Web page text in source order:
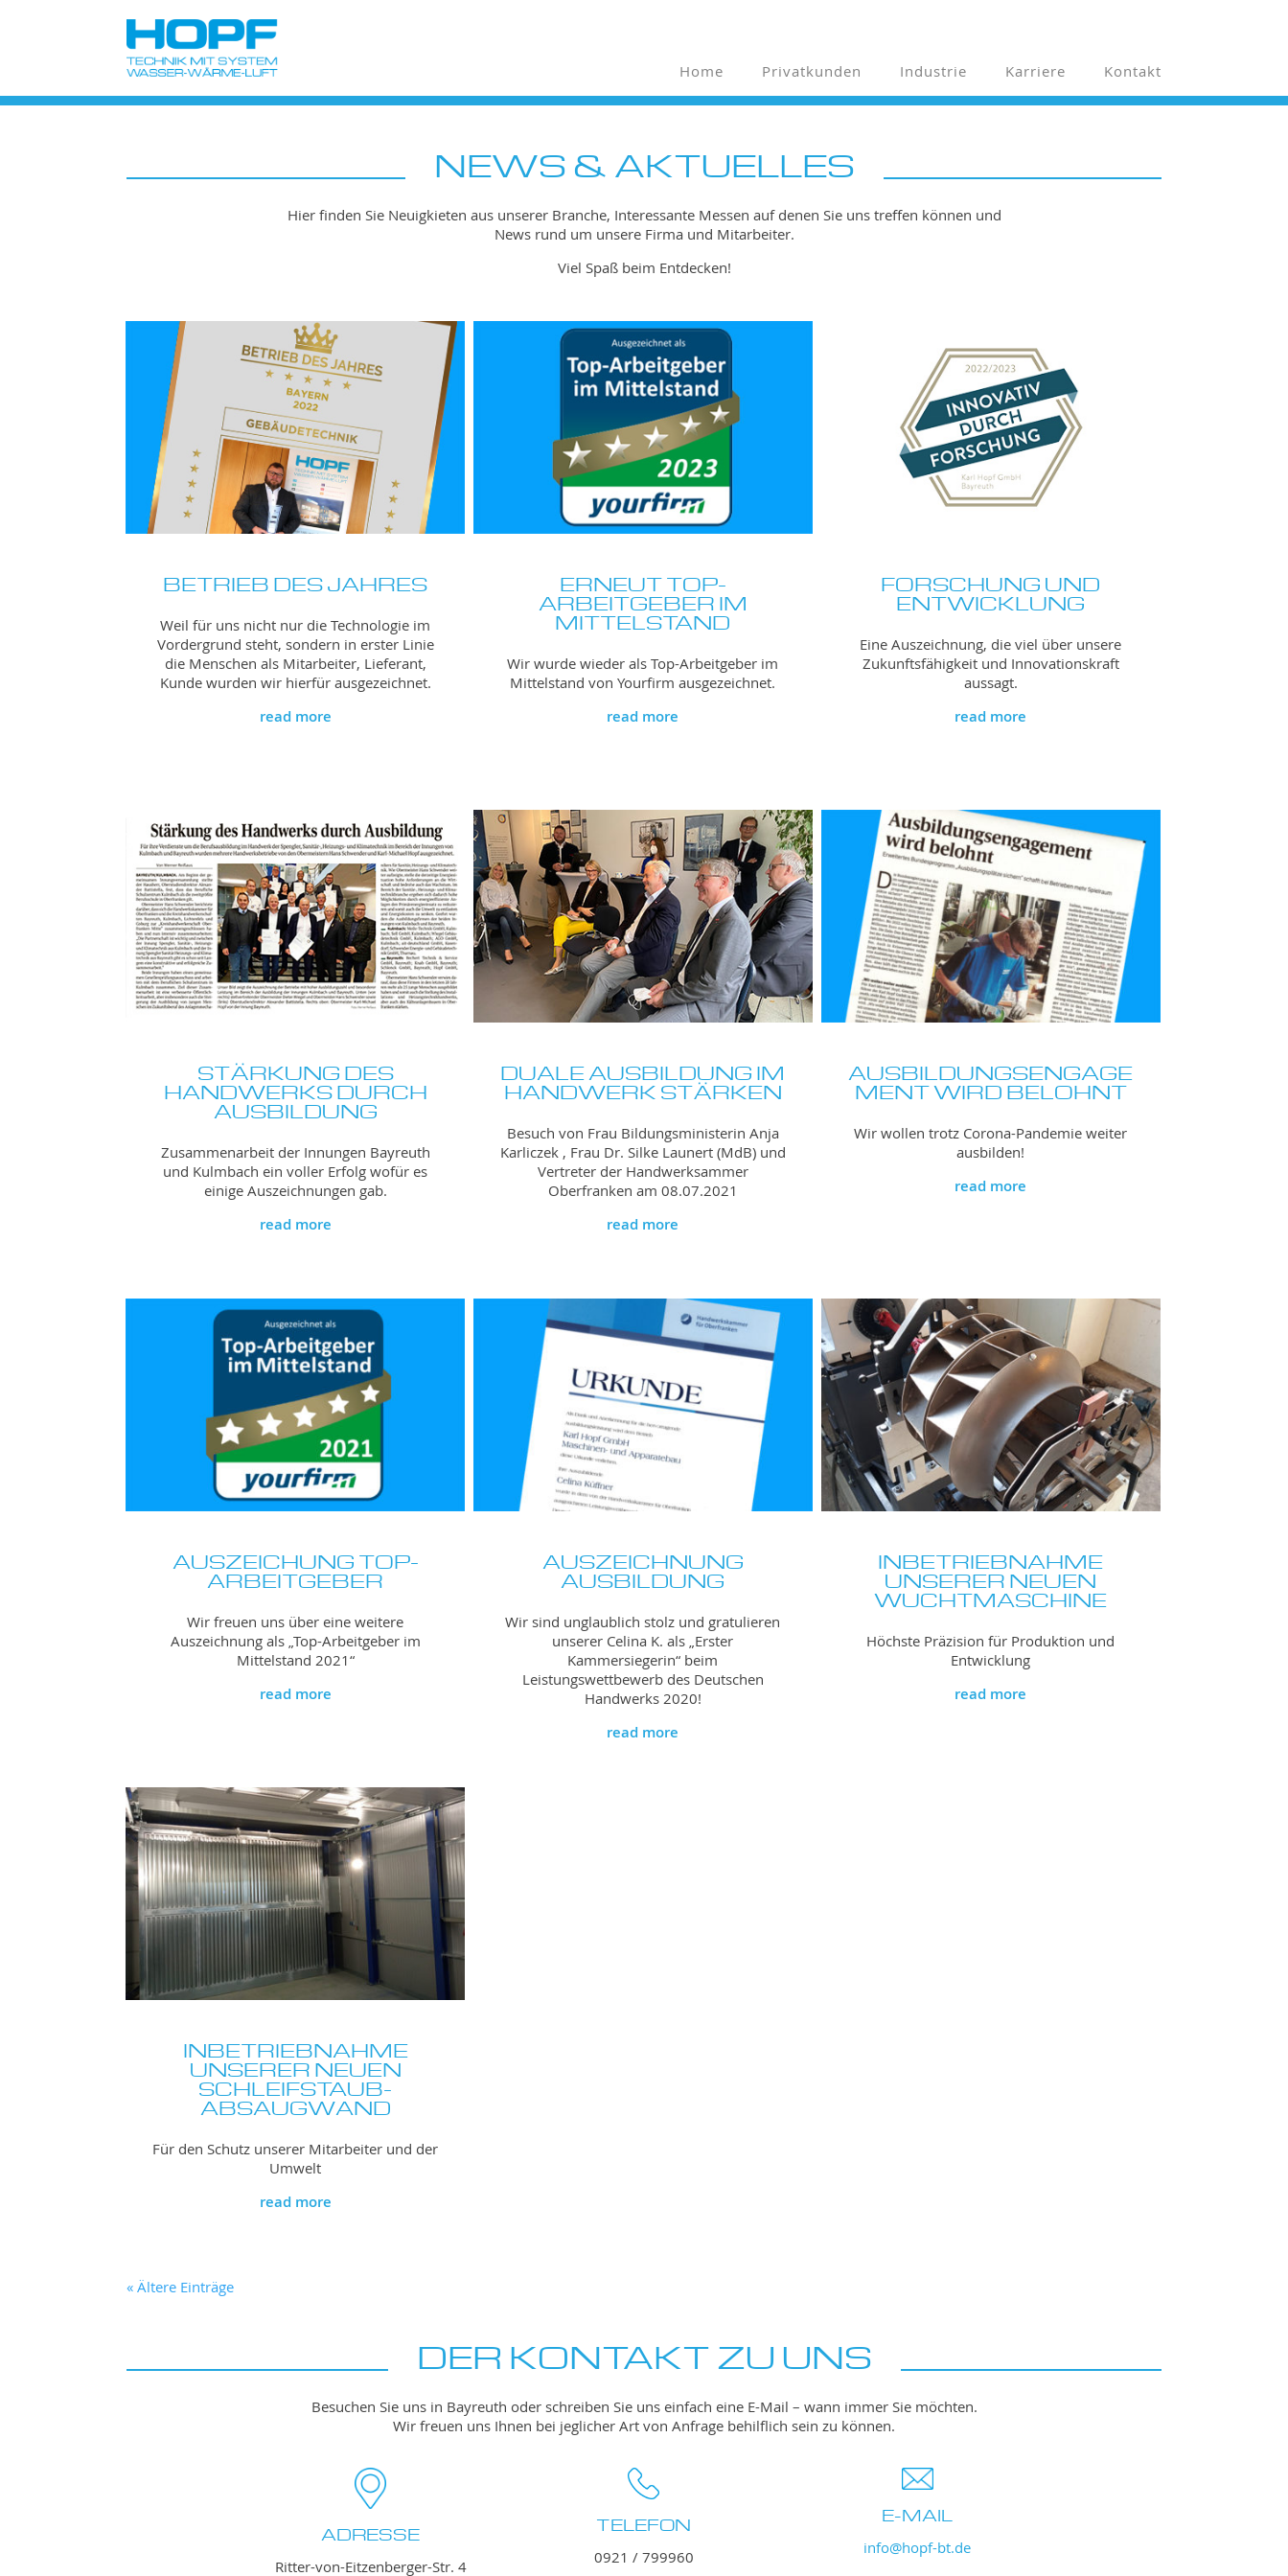
Home
Privatkunden Industrie Karriere Kontakt
News & Aktuelles
NEWS & AKTUELLES
Hier finden Sie Neuigkieten aus unserer Branche, Interessante Messen auf denen Sie uns treffen können und
News rund um unsere Firma und Mitarbeiter.
Viel Spaß beim Entdecken!
BETRIEB DES JAHRES
Weil für uns nicht nur die Technologie im
Vordergrund steht, sondern in erster Linie
die Menschen als Mitarbeiter, Lieferant,
Kunde wurden wir hierfür ausgezeichnet.
read more
STÄRKUNG DES
HANDWERKS DURCH
AUSBILDUNG
Zusammenarbeit der Innungen Bayreuth
und Kulmbach ein voller Erfolg wofür es
einige Auszeichnungen gab.
read more
AUSZEICHUNG TOP-
ARBEITGEBER
Wir freuen uns über eine weitere
Auszeichnung als „Top-Arbeitgeber im
Mittelstand 2021“
read more
INBETRIEBNAHME
UNSERER NEUEN
SCHLEIFSTAUB-
ABSAUGWAND
Für den Schutz unserer Mitarbeiter und der
Umwelt
read more
ERNEUT TOP-
ARBEITGEBER IM
MITTELSTAND
Wir wurde wieder als Top-Arbeitgeber im
Mittelstand von Yourfirm ausgezeichnet.
read more
DUALE AUSBILDUNG IM
HANDWERK STÄRKEN
Besuch von Frau Bildungsministerin Anja
Karliczek , Frau Dr. Silke Launert (MdB) und
Vertreter der Handwerksammer
Oberfranken am 08.07.2021
read more
AUSZEICHNUNG
AUSBILDUNG
Wir sind unglaublich stolz und gratulieren
unserer Celina K. als „Erster
Kammersiegerin“ beim
Leistungswettbewerb des Deutschen
Handwerks 2020!
read more
FORSCHUNG UND
ENTWICKLUNG
Eine Auszeichnung, die viel über unsere
Zukunftsfähigkeit und Innovationskraft
aussagt.
read more
AUSBILDUNGSENGAGE
MENT WIRD BELOHNT
Wir wollen trotz Corona-Pandemie weiter
ausbilden!
read more
INBETRIEBNAHME
UNSERER NEUEN
WUCHTMASCHINE
Höchste Präzision für Produktion und
Entwicklung
read more
« Ältere Einträge
DER KONTAKT ZU UNS
Besuchen Sie uns in Bayreuth oder schreiben Sie uns einfach eine E-Mail – wann immer Sie möchten.
Wir freuen uns Ihnen bei jeglicher Art von Anfrage behilflich sein zu können.
ADRESSE
Ritter-von-Eitzenberger-Str. 4
TELEFON
0921 / 799960
E-MAIL
info@hopf-bt.de